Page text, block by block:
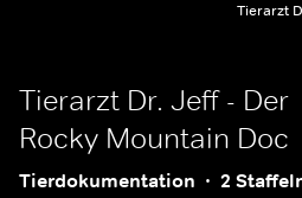
Tierarzt
Tierarzt Dr. Jeff - Der
Rocky Mountain Doc
Tierdokumentation 2